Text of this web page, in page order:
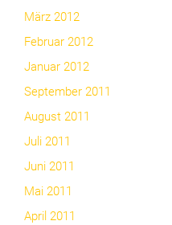
März 2012
Februar 2012
Januar 2012
September 2011
August 2011
Juli 2011
Juni 2011
Mai 2011
April 2011